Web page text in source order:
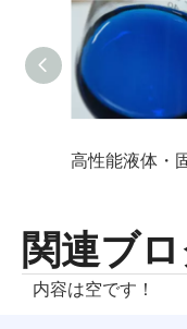
関連ブ
内容は空です！